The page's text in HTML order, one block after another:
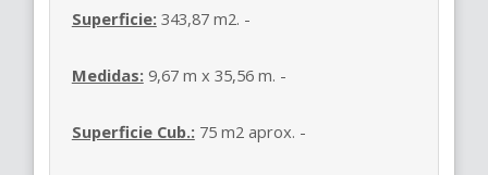
Superficie: 343,87 m2. -
Medidas: 9,67 m x 35,56 m. -
Superficie Cub.: 75 m2 aprox. -